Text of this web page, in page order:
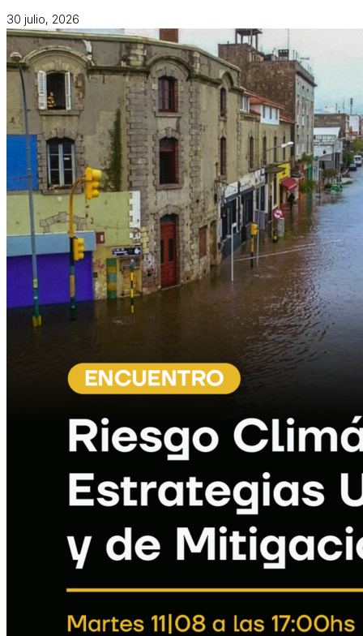
30 julio, 2026